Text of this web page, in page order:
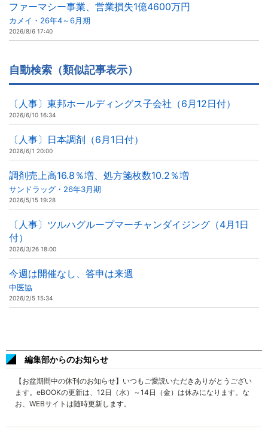
ファーマシー事業、営業損失1億4600万円
カメイ・26年4～6月期
2026/8/6 17:40
自動検索（類似記事表示）
〔人事〕東邦ホールディングス子会社（6月12日付）
2026/6/10 16:34
〔人事〕日本調剤（6月1日付）
2026/6/1 20:00
調剤売上高16.8％増、処方箋枚数10.2％増
サンドラッグ・26年3月期
2026/5/15 19:28
〔人事〕ツルハグループマーチャンダイジング（4月1日
付）
2026/3/26 18:00
今週は開催なし、答申は来週
中医協
2026/2/5 15:34
編集部からのお知らせ
【お盆期間中の休刊のお知らせ】いつもご愛読いただきありがとうござい
ます。eBOOKの更新は、12日（水）～14日（金）は休みになります。な
お、WEBサイトは随時更新します。